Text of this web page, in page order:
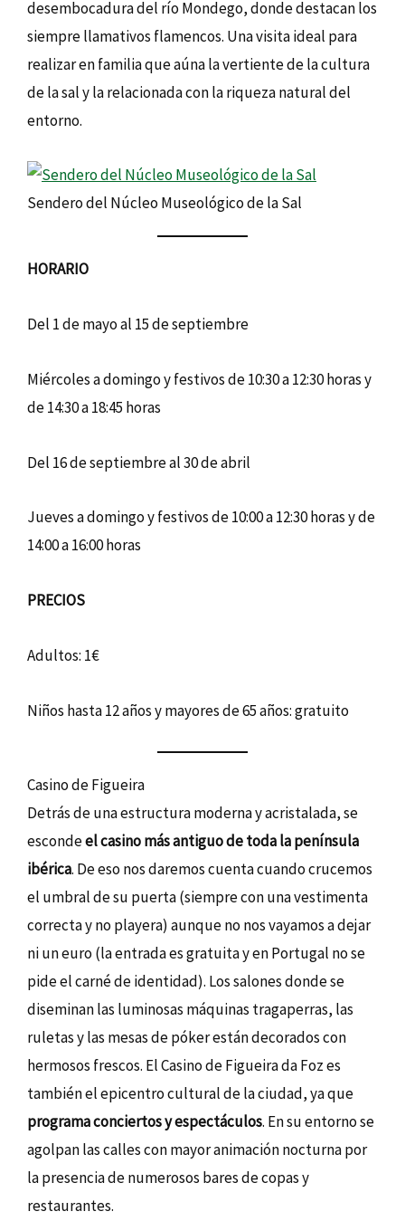
desembocadura del río Mondego, donde destacan los
siempre llamativos flamencos. Una visita ideal para
realizar en familia que aúna la vertiente de la cultura
de la sal y la relacionada con la riqueza natural del
entorno.
Sendero del Núcleo Museológico de la Sal
HORARIO
Del 1 de mayo al 15 de septiembre
Miércoles a domingo y festivos de 10:30 a 12:30 horas y
de 14:30 a 18:45 horas
Del 16 de septiembre al 30 de abril
Jueves a domingo y festivos de 10:00 a 12:30 horas y de
14:00 a 16:00 horas
PRECIOS
Adultos: 1€
Niños hasta 12 años y mayores de 65 años: gratuito
Casino de Figueira
Detrás de una estructura moderna y acristalada, se
escondeel casino más antiguo de toda la península
ibérica. De eso nos daremos cuenta cuando crucemos
el umbral de su puerta (siempre con una vestimenta
correcta y no playera) aunque no nos vayamos a dejar
ni un euro (la entrada es gratuita y en Portugal no se
pide el carné de identidad). Los salones donde se
diseminan las luminosas máquinas tragaperras, las
ruletas y las mesas de póker están decorados con
hermosos frescos. El Casino de Figueira da Foz es
también el epicentro cultural de la ciudad, ya que
programa conciertos y espectáculos. En su entorno se
agolpan las calles con mayor animación nocturna por
la presencia de numerosos bares de copas y
restaurantes.